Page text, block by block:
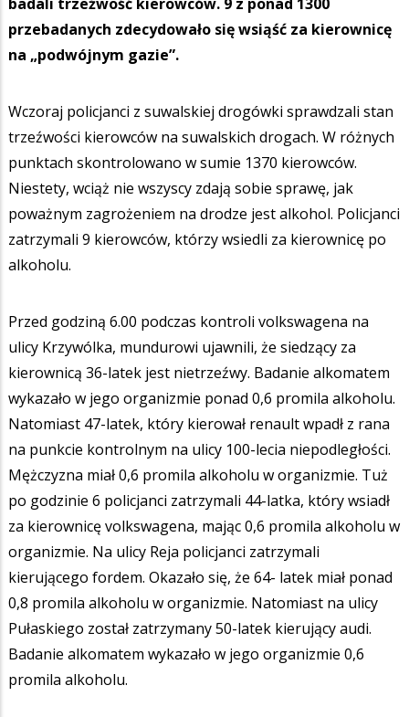
przebadanych zdecydowało się wsiąść za kierownicę
na „podwójnym gazie”.
Wczoraj policjanci z suwalskiej drogówki sprawdzali stan
trzeźwości kierowców na suwalskich drogach. W różnych
punktach skontrolowano w sumie 1370 kierowców.
Niestety, wciąż nie wszyscy zdają sobie sprawę, jak
poważnym zagrożeniem na drodze jest alkohol. Policjanci
zatrzymali 9 kierowców, którzy wsiedli za kierownicę po
alkoholu.
Przed godziną 6.00 podczas kontroli volkswagena na
ulicy Krzywólka, mundurowi ujawnili, że siedzący za
kierownicą 36-latek jest nietrzeźwy. Badanie alkomatem
wykazało w jego organizmie ponad 0,6 promila alkoholu.
Natomiast 47-latek, który kierował renault wpadł z rana
na punkcie kontrolnym na ulicy 100-lecia niepodległości.
Mężczyzna miał 0,6 promila alkoholu w organizmie. Tuż
po godzinie 6 policjanci zatrzymali 44-latka, który wsiadł
za kierownicę volkswagena, mając 0,6 promila alkoholu w
organizmie. Na ulicy Reja policjanci zatrzymali
kierującego fordem. Okazało się, że 64- latek miał ponad
0,8 promila alkoholu w organizmie. Natomiast na ulicy
Pułaskiego został zatrzymany 50-latek kierujący audi.
Badanie alkomatem wykazało w jego organizmie 0,6
promila alkoholu.